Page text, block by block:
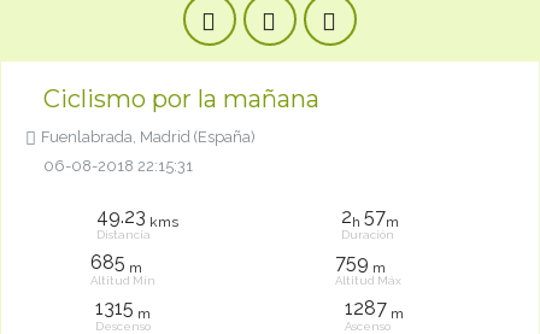
Ciclismo por la mañana
Fuenlabrada, Madrid (España)
06-08-2018 22:15:31
49.23 kms
Distancia
2h 57m
Duración
685 m
Altitud Mín
759 m
Altitud Máx
1315 m
Descenso
1287 m
Ascenso